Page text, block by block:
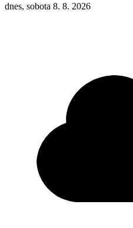
dnes, sobota 8. 8. 2026